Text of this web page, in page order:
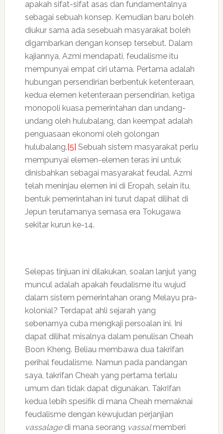
apakah sifat-sifat asas dan fundamentalnya
sebagai sebuah konsep. Kemudian baru boleh
diukur sama ada sesebuah masyarakat boleh
digambarkan dengan konsep tersebut. Dalam
kajiannya, Azmi mendapati, feudalisme itu
mempunyai empat ciri utama. Pertama adalah
hubungan persendirian berbentuk ketenteraan,
kedua elemen ketenteraan persendirian, ketiga
monopoli kuasa pemerintahan dan undang-
undang oleh hulubalang, dan keempat adalah
penguasaan ekonomi oleh golongan
hulubalang.[5] Sebuah sistem masyarakat perlu
mempunyai elemen-elemen teras ini untuk
dinisbahkan sebagai masyarakat feudal. Azmi
telah meninjau elemen ini di Eropah, selain itu,
bentuk pemerintahan ini turut dapat dilihat di
Jepun terutamanya semasa era Tokugawa
sekitar kurun ke-14.
Selepas tinjuan ini dilakukan, soalan lanjut yang
muncul adalah apakah feudalisme itu wujud
dalam sistem pemerintahan orang Melayu pra-
kolonial? Terdapat ahli sejarah yang
sebenarnya cuba mengkaji persoalan ini. Ini
dapat dilihat misalnya dalam penulisan Cheah
Boon Kheng. Beliau membawa dua takrifan
perihal feudalisme. Namun pada pandangan
saya, takrifan Cheah yang pertama terlalu
umum dan tidak dapat digunakan. Takrifan
kedua lebih spesifik di mana Cheah memaknai
feudalisme dengan kewujudan perjanjian
vassalagedi mana seorang vassalmemberi